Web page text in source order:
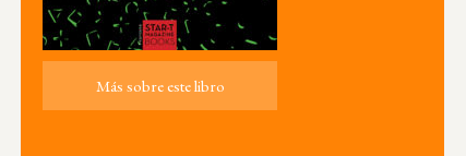
Más sobre este libro